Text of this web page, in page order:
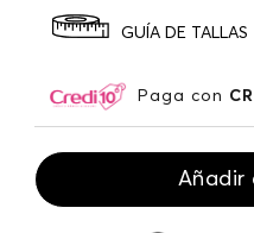
GUÍA DE TALLAS
Paga con
Añadir